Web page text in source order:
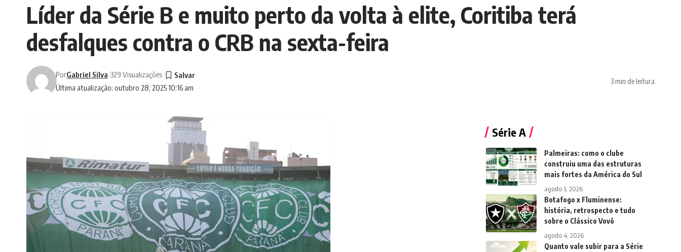
Líder da Série B e muito perto da volta à elite, Coritiba terá
desfalques contra o CRB na sexta-feira
Última atualização: outubro 28, 2025 10:16 am
PorGabriel Silva 329 Visualizações
3 min de leitura
Série A
Palmeiras: como o clube
construiu uma das estruturas
mais fortes da América do Sul
agosto 3, 2026
Botafogo x Fluminense:
história, retrospecto e tudo
sobre o Clássico Vovô
agosto 4, 2026
Quanto vale subir para a Série